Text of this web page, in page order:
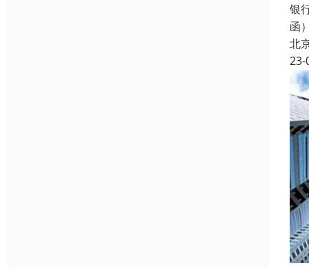
银
函
北
23-